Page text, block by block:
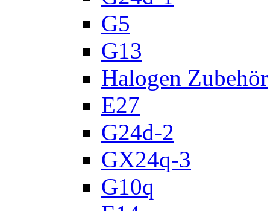
G5
G13
Halogen Zubehör
E27
G24d-2
GX24q-3
G10q